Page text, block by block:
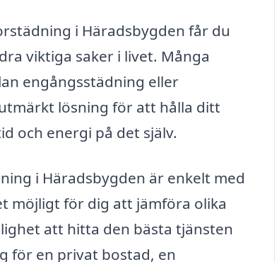
i Häradsbygden får du
viktiga saker i livet. Många
engångsstädning eller
lösning för att hålla ditt
och energi på det själv.
i Häradsbygden är enkelt med
möjligt för dig att jämföra olika
att hitta den bästa tjänsten
för en privat bostad, en